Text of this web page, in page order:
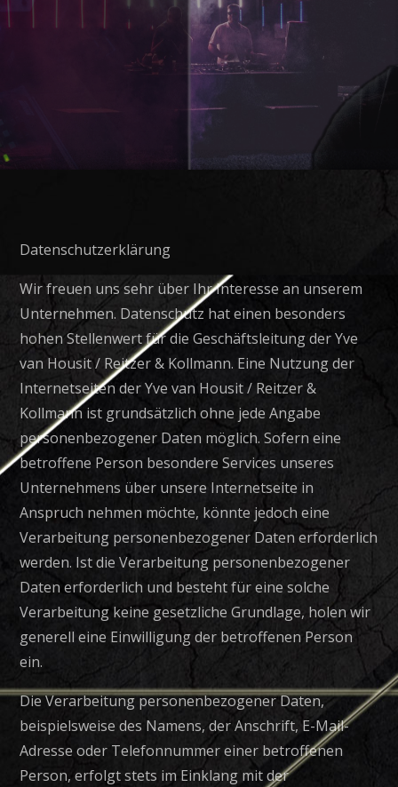
Datenschutzerklärung
Wir freuen uns sehr über Ihr Interesse an unserem
Unternehmen. Datenschutz hat einen besonders
hohen Stellenwert für die Geschäftsleitung der Yve
van Housit / Reitzer & Kollmann. Eine Nutzung der
Internetseiten der Yve van Housit / Reitzer &
Kollmann ist grundsätzlich ohne jede Angabe
personenbezogener Daten möglich. Sofern eine
betroffene Person besondere Services unseres
Unternehmens über unsere Internetseite in
Anspruch nehmen möchte, könnte jedoch eine
Verarbeitung personenbezogener Daten erforderlich
werden. Ist die Verarbeitung personenbezogener
Daten erforderlich und besteht für eine solche
Verarbeitung keine gesetzliche Grundlage, holen wir
generell eine Einwilligung der betroffenen Person
ein.
Die Verarbeitung personenbezogener Daten,
beispielsweise des Namens, der Anschrift, E-Mail-
Adresse oder Telefonnummer einer betroffenen
Person, erfolgt stets im Einklang mit der